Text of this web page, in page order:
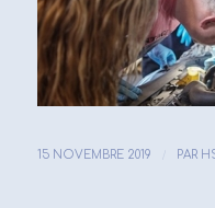
15 NOVEMBRE 2019 PAR